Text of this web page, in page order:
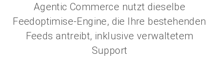
Agentic Commerce nutzt dieselbe
Feedoptimise-Engine, die Ihre bestehenden
Feeds antreibt, inklusive verwaltetem
Support